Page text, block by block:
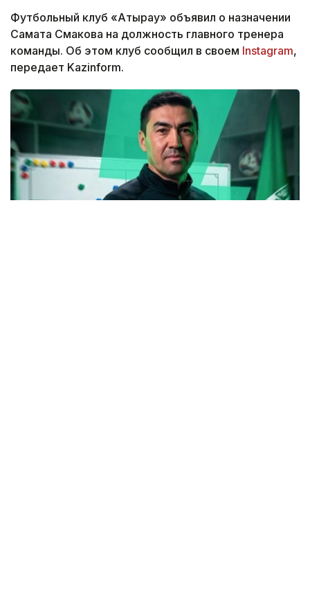
Футбольный клуб «Атырау» объявил о назначении
Самата Смакова на должность главного тренера
команды. Об этом клуб сообщил в своем Instagram,
передает Kazinform.